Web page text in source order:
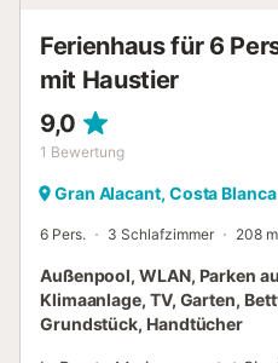
Ferienhaus für 6
mit Haustier
9,0
1 Bewertung
Gran Alacant, Costa Blanca
6 Pers. 3 Schlafzimmer 208
Außenpool, WLAN, Parken
Klimaanlage, TV, Garten,
Grundstück, Handtücher